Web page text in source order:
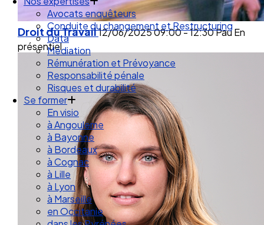
Nos expertises
Avocats enquêteurs
Conduite du changement et Restructuring
Data
Médiation
Rémunération et Prévoyance
Responsabilité pénale
Risques et durabilité
Se former
En visio
à Angouleme
à Bayonne
à Bordeaux
à Cognac
à Lille
à Lyon
à Marseille
Droit du Travail12/06/202509:00 - 12:30PauEn
présentiel